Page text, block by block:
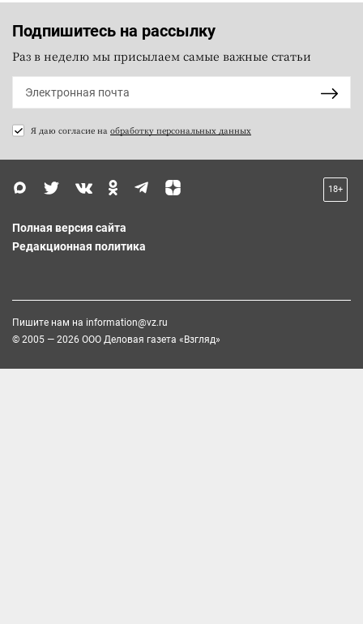
Подпишитесь на рассылку
Раз в неделю мы присылаем самые важные статьи
Я даю согласие на обработку персональных данных
18+
Полная версия сайта
Редакционная политика
Пишите нам на information@vz.ru
© 2005 — 2026 ООО Деловая газета «Взгляд»